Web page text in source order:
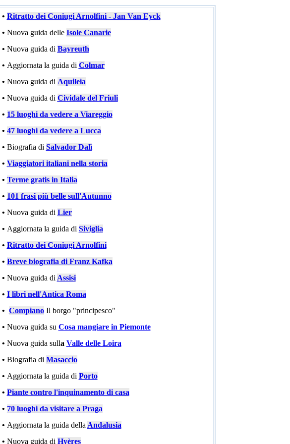
• Ritratto dei Coniugi Arnolfini - Jan Van Eyck
• Nuova guida delle Isole Canarie
• Nuova guida di Bayreuth
• Aggiornata la guida di Colmar
• Nuova guida di Aquileia
• Nuova guida di Cividale del Friuli
• 15 luoghi da vedere a Viareggio
• 47 luoghi da vedere a Lucca
• Biografia di Salvador Dalì
• Viaggiatori italiani nella storia
• Terme gratis in Italia
• 101 frasi più belle sull'Autunno
• Nuova guida di Lier
• Aggiornata la guida di Siviglia
• Ritratto dei Coniugi Arnolfini
• Breve biografia di Franz Kafka
• Nuova guida di Assisi
• I libri nell'Antica Roma
• Compiano Il borgo "principesco"
• Nuova guida su Cosa mangiare in Piemonte
• Nuova guida sulla Valle delle Loira
• Biografia di Masaccio
• Aggiornata la guida di Porto
• Piante contro l'inquinamento di casa
• 70 luoghi da visitare a Praga
• Aggiornata la guida della Andalusia
• Nuova guida di Hyères